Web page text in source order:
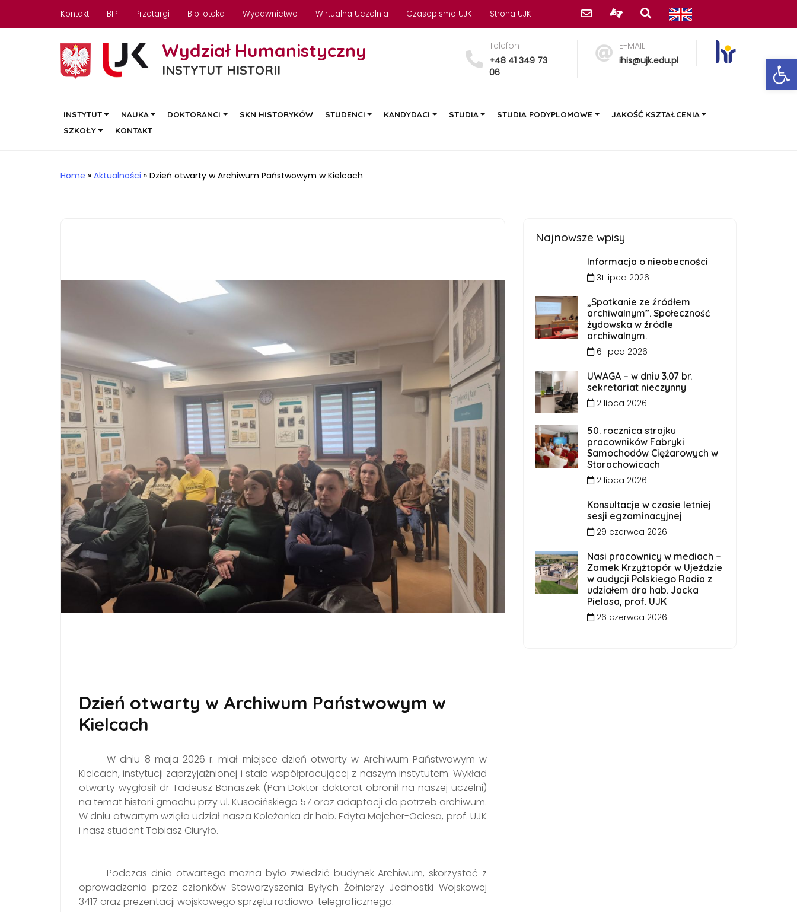
Kontakt BIP Przetargi Biblioteka Wydawnictwo Wirtualna Uczelnia Czasopismo UJK Strona UJK
Wydział Humanistyczny
INSTYTUT HISTORII
Telefon
+48 41 349 73
06
E-MAIL
ihis@ujk.edu.pl
INSTYTUT NAUKA DOKTORANCI SKN HISTORYKÓW STUDENCI KANDYDACI STUDIA STUDIA PODYPLOMOWE
JAKOŚĆ KSZTAŁCENIA
SZKOŁY
KONTAKT
Home » Aktualności » Dzień otwarty w Archiwum Państwowym w Kielcach
Dzień otwarty w Archiwum Państwowym w
Kielcach
W dniu 8 maja 2026 r. miał miejsce dzień otwarty w Archiwum Państwowym w
Kielcach, instytucji zaprzyjaźnionej i stale współpracującej z naszym instytutem. Wykład
otwarty wygłosił dr Tadeusz Banaszek (Pan Doktor doktorat obronił na naszej uczelni)
na temat historii gmachu przy ul. Kusocińskiego 57 oraz adaptacji do potrzeb archiwum.
W dniu otwartym wzięła udział nasza Koleżanka dr hab. Edyta Majcher-Ociesa, prof. UJK
i nasz student Tobiasz Ciuryło.
Podczas dnia otwartego można było zwiedzić budynek Archiwum, skorzystać z
oprowadzenia przez członków Stowarzyszenia Byłych Żołnierzy Jednostki Wojskowej
3417 oraz prezentacji wojskowego sprzętu radiowo-telegraficznego.
Najnowsze wpisy
Informacja o nieobecności
31 lipca 2026
„Spotkanie ze źródłem
archiwalnym”. Społeczność
żydowska w źródle
archiwalnym.
6 lipca 2026
UWAGA – w dniu 3.07 br.
sekretariat nieczynny
2 lipca 2026
50. rocznica strajku
pracowników Fabryki
Samochodów Ciężarowych w
Starachowicach
2 lipca 2026
Konsultacje w czasie letniej
sesji egzaminacyjnej
29 czerwca 2026
Nasi pracownicy w mediach –
Zamek Krzyżtopór w Ujeździe
w audycji Polskiego Radia z
udziałem dra hab. Jacka
Pielasa, prof. UJK
26 czerwca 2026